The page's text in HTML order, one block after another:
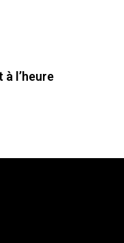
à l’heure